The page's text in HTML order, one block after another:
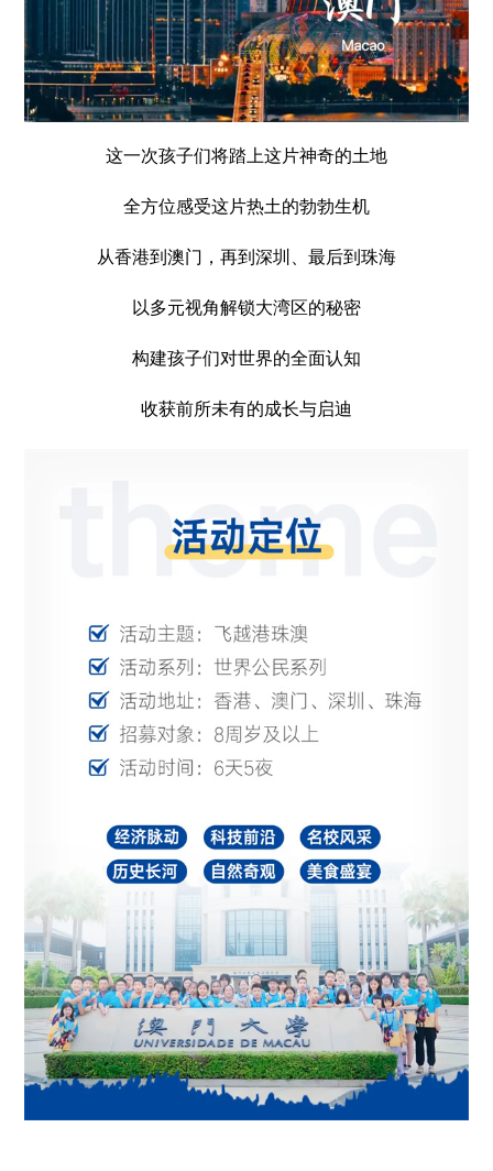
这一次孩子们将踏上这片神奇的土地
全方位感受这片热土的勃勃生机
从香港到澳门，再到深圳、最后到珠海
以多元视角解锁大湾区的秘密
构建孩子们对世界的全面认知
收获前所未有的成长与启迪